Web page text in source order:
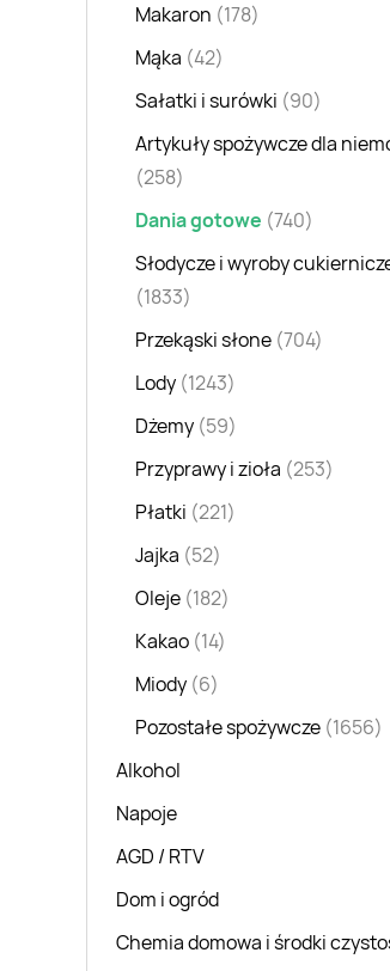
Makaron (178)
Mąka (42)
Sałatki i surówki (90)
Artykuły spożywcze dla
(258)
Dania gotowe (740)
Słodycze i wyroby
(1833)
Przekąski słone (704)
Lody (1243)
Dżemy (59)
Przyprawy i zioła (253)
Płatki (221)
Jajka (52)
Oleje (182)
Kakao (14)
Miody (6)
Pozostałe spożywcze (1656)
Alkohol
Napoje
AGD / RTV
Dom i ogród
Chemia domowa i środki